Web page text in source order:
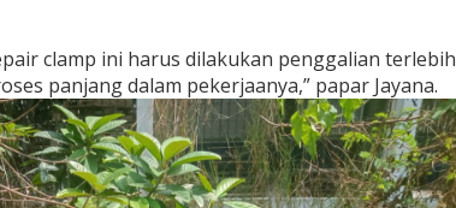
clamp ini harus dilakukan penggalian terlebih
panjang dalam pekerjaanya,” papar Jayana.